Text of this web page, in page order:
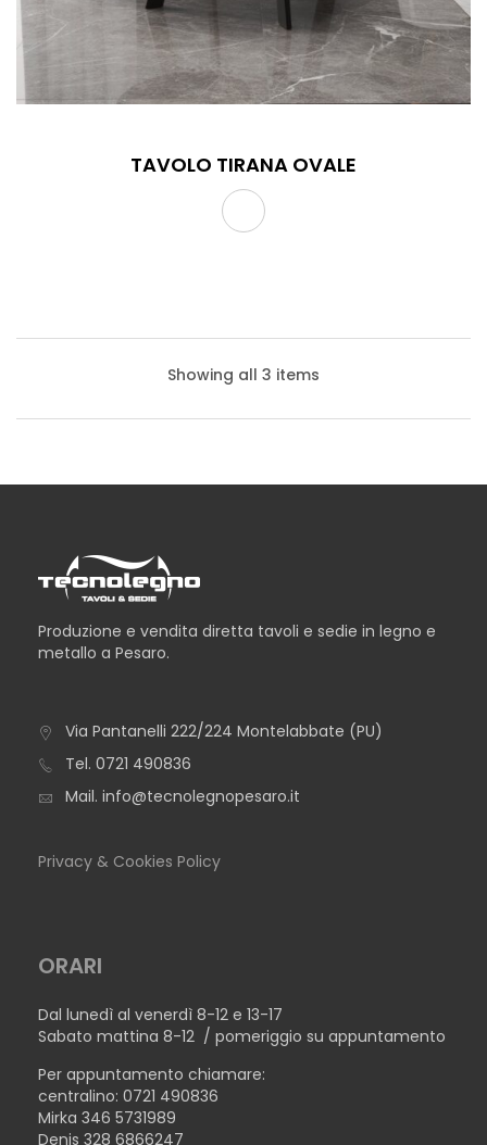
TAVOLO TIRANA OVALE
TAVOLO IBIZA OVALE
Showing all 3 items
Produzione e vendita diretta tavoli e sedie in legno e
metallo a Pesaro.
Via Pantanelli 222/224 Montelabbate (PU)
Tel. 0721 490836
Mail. info@tecnolegnopesaro.it
Privacy & Cookies Policy
ORARI
Dal lunedì al venerdì 8-12 e 13-17
Sabato mattina 8-12 / pomeriggio su appuntamento
Per appuntamento chiamare:
centralino: 0721 490836
Mirka 346 5731989
Denis 328 6866247